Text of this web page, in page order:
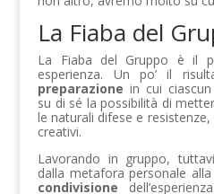
La Fiaba del
La Fiaba del Gruppo è il
esperienza. Un po’ il
preparazione in cui
su di sé la possibilità di
le naturali difese e
creativi.
Lavorando in gruppo,
dalla metafora personale
condivisione